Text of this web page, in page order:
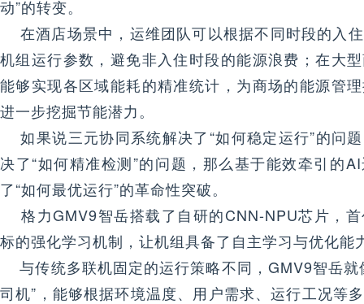
动”的转变。
在酒店场景中，运维团队可以根据不同时段的入
机组运行参数，避免非入住时段的能源浪费；在大
能够实现各区域能耗的精准统计，为商场的能源管
进一步挖掘节能潜力。
如果说三元协同系统解决了“如何稳定运行”的问
决了“如何精准检测”的问题，那么基于能效牵引的
了“如何最优运行”的革命性突破。
格力GMV9智岳搭载了自研的CNN-NPU芯片，
标的强化学习机制，让机组具备了自主学习与优化能
与传统多联机固定的运行策略不同，GMV9智岳就
司机”，能够根据环境温度、用户需求、运行工况等